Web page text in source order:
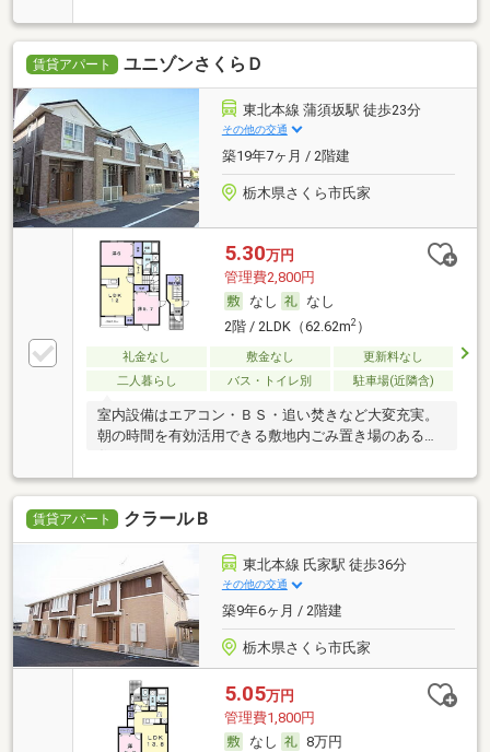
賃貸アパート ユニゾンさくらＤ
東北本線 蒲須坂駅 徒歩23分
その他の交通
築19年7ヶ月 / 2階建
栃木県さくら市氏家
5.30万円
管理費2,800円
なし
なし
2階 / 2LDK（62.62m2）
礼金なし 敷金なし
更新料なし
二人暮らし
バス・トイレ別 駐車場(近隣含)
室内設備はエアコン・ＢＳ・追い焚きなど大変充実。
朝の時間を有効活用できる敷地内ごみ置き場のあるお
賃貸アパート クラールＢ
東北本線 氏家駅 徒歩36分
その他の交通
築9年6ヶ月 / 2階建
栃木県さくら市氏家
5.05万円
管理費1,800円
なし
8万円